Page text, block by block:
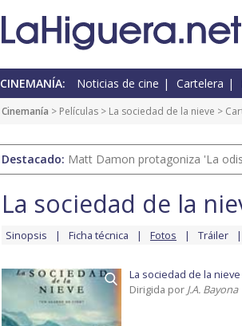
CINEMANÍA: Noticias de cine Cartelera
Cinemanía > Películas > La sociedad de la nieve >
Destacado: Matt Damon protagoniza 'La
La sociedad de la
Sinopsis Ficha técnica Fotos Tráiler
La sociedad de la nieve
Dirigida por J.A. Bayona